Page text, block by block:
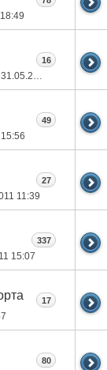
18:49
31.05.2012
16
15:56
49
11:39
27
15:07
337
17
80